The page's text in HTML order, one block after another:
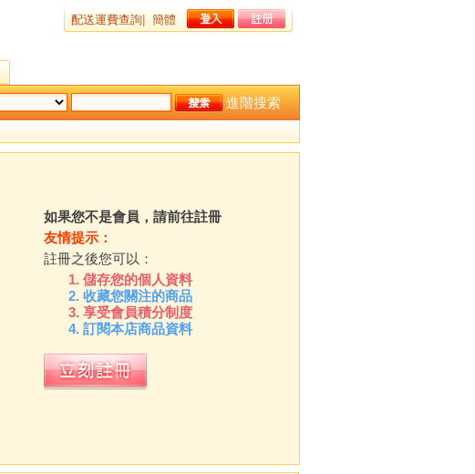
配送運費查詢 簡體
進階搜索
如果您不是會員，請前往註冊
友情提示：
註冊之後您可以：
儲存您的個人資料
收藏您關注的商品
享受會員積分制度
訂閱本店商品資料